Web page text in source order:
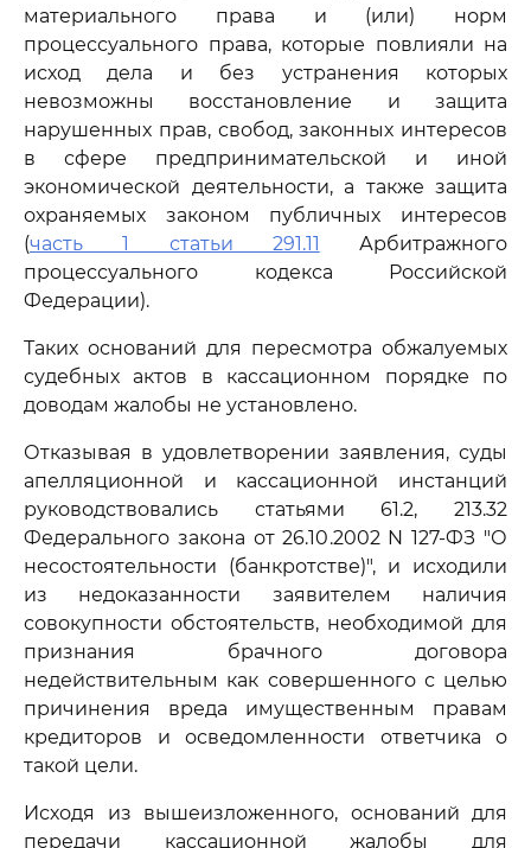
материального права и (или) норм
процессуального права, которые повлияли на
исход дела и без устранения которых
невозможны восстановление и защита
нарушенных прав, свобод, законных интересов
в сфере предпринимательской и иной
экономической деятельности, а также защита
охраняемых законом публичных интересов
(часть 1 статьи 291.11 Арбитражного
процессуального кодекса Российской
Федерации).
Таких оснований для пересмотра обжалуемых
судебных актов в кассационном порядке по
доводам жалобы не установлено.
Отказывая в удовлетворении заявления, суды
апелляционной и кассационной инстанций
руководствовались статьями 61.2, 213.32
Федерального закона от 26.10.2002 N 127-ФЗ "О
несостоятельности (банкротстве)", и исходили
из недоказанности заявителем наличия
совокупности обстоятельств, необходимой для
признания брачного договора
недействительным как совершенного с целью
причинения вреда имущественным правам
кредиторов и осведомленности ответчика о
такой цели.
Исходя из вышеизложенного, оснований для
передачи кассационной жалобы для